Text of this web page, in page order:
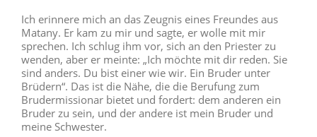
Ich erinnere mich an das Zeugnis eines Freundes aus
Matany. Er kam zu mir und sagte, er wolle mit mir
sprechen. Ich schlug ihm vor, sich an den Priester zu
wenden, aber er meinte: „Ich möchte mit dir reden. Sie
sind anders. Du bist einer wie wir. Ein Bruder unter
Brüdern“. Das ist die Nähe, die die Berufung zum
Brudermissionar bietet und fordert: dem anderen ein
Bruder zu sein, und der andere ist mein Bruder und
meine Schwester.